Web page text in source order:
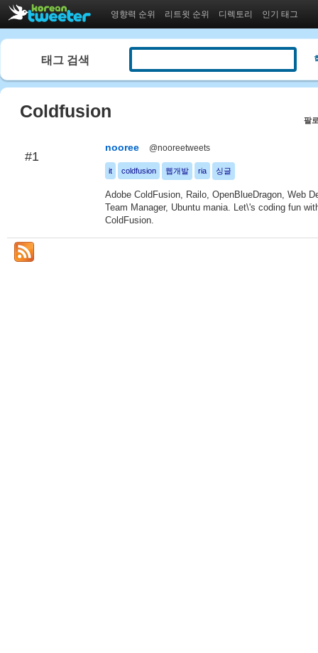
영향력 순위 리트윗 순위 디렉토리 인기 태그
태그 검색
Coldfusion 팔
#1
nooree @nooreetweets
it coldfusion 웹개발 ria 싱글
Adobe ColdFusion, Railo, OpenBlueDragon, Web
Team Manager, Ubuntu mania. Let\'s coding fun
ColdFusion.